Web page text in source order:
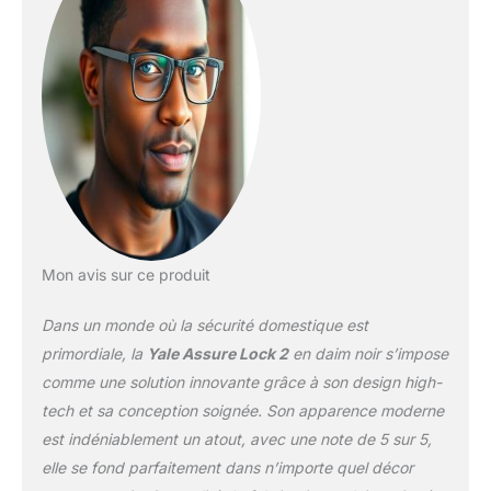
fonctionnera pas en
– livré avec le module
intelligent Wi-Fi Yale pour
lorsque vous rentrez
chez vous et que vous
avez votre téléphone sur
vous. Si vous n'avez pas
votre téléphone, utilisez
simplement le clavier
Verrouillez, déverrouillez
Mon avis sur ce produit
Dans un monde où la sécurité domestique est
primordiale, la Yale Assure Lock 2en daim noir s’impose
comme une solution innovante grâce à son design high-
tech et sa conception soignée. Son apparence moderne
est indéniablement un atout, avec une note de 5 sur 5,
elle se fond parfaitement dans n’importe quel décor